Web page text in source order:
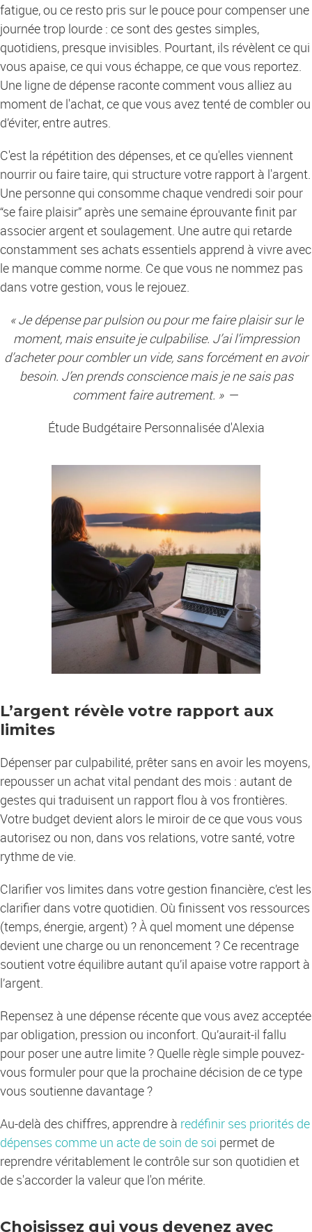
fatigue, ou ce resto pris sur le pouce pour compenser une
journée trop lourde : ce sont des gestes simples,
quotidiens, presque invisibles. Pourtant, ils révèlent ce qui
vous apaise, ce qui vous échappe, ce que vous reportez.
Une ligne de dépense raconte comment vous alliez au
moment de l'achat, ce que vous avez tenté de combler ou
d’éviter, entre autres.
C'est la répétition des dépenses, et ce qu'elles viennent
nourrir ou faire taire, qui structure votre rapport à l'argent.
Une personne qui consomme chaque vendredi soir pour
“se faire plaisir” après une semaine éprouvante finit par
associer argent et soulagement. Une autre qui retarde
constamment ses achats essentiels apprend à vivre avec
le manque comme norme. Ce que vous ne nommez pas
dans votre gestion, vous le rejouez.
« Je dépense par pulsion ou pour me faire plaisir sur le
moment, mais ensuite je culpabilise. J’ai l’impression
d’acheter pour combler un vide, sans forcément en avoir
besoin. J’en prends conscience mais je ne sais pas
comment faire autrement. » —
Étude Budgétaire Personnalisée d'Alexia
L’argent révèle votre rapport aux
limites
Dépenser par culpabilité, prêter sans en avoir les moyens,
repousser un achat vital pendant des mois : autant de
gestes qui traduisent un rapport flou à vos frontières.
Votre budget devient alors le miroir de ce que vous vous
autorisez ou non, dans vos relations, votre santé, votre
rythme de vie.
Clarifier vos limites dans votre gestion financière, c’est les
clarifier dans votre quotidien. Où finissent vos ressources
(temps, énergie, argent) ? À quel moment une dépense
devient une charge ou un renoncement ? Ce recentrage
soutient votre équilibre autant qu’il apaise votre rapport à
l’argent.
Repensez à une dépense récente que vous avez acceptée
par obligation, pression ou inconfort. Qu’aurait-il fallu
pour poser une autre limite ? Quelle règle simple pouvez-
vous formuler pour que la prochaine décision de ce type
vous soutienne davantage ?
Au-delà des chiffres, apprendre à redéfinir ses priorités de
dépenses comme un acte de soin de soi permet de
reprendre véritablement le contrôle sur son quotidien et
de s'accorder la valeur que l'on mérite.
Choisissez qui vous devenez avec